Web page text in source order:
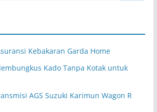
Kebakaran Garda Home
Kado Tanpa Kotak untuk
AGS Suzuki Karimun Wagon R